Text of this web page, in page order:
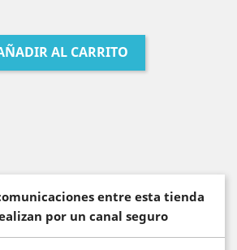
AL CARRITO
entre esta tienda
por un canal seguro